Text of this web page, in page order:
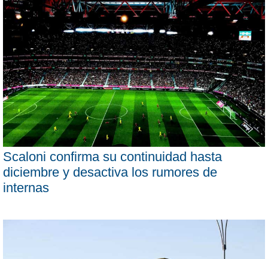
Scaloni confirma su continuidad hasta
diciembre y desactiva los rumores de
internas